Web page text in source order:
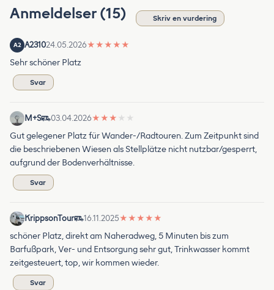
Anmeldelser (15) Skriv en vurdering
A2 A231024.05.2026★ ★ ★ ★ ★
Sehr schöner Platz
Svar
M+S 03.04.2026★ ★ ★ ★ ★
Gut gelegener Platz für Wander-/Radtouren. Zum Zeitpunkt sind
die beschriebenen Wiesen als Stellplätze nicht nutzbar/gesperrt,
aufgrund der Bodenverhältnisse.
Svar
KrippsonTour 16.11.2025★ ★ ★ ★ ★
schöner Platz, direkt am Naheradweg, 5 Minuten bis zum
Barfußpark, Ver- und Entsorgung sehr gut, Trinkwasser kommt
zeitgesteuert, top, wir kommen wieder.
Svar